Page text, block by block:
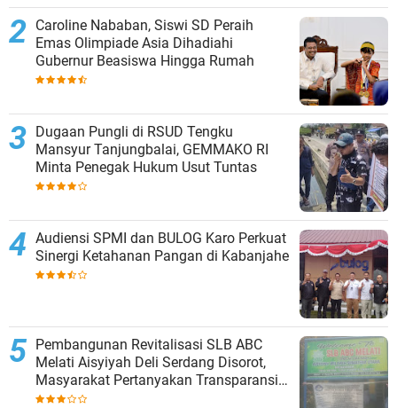
Caroline Nababan, Siswi SD Peraih
Emas Olimpiade Asia Dihadiahi
Gubernur Beasiswa Hingga Rumah
Dugaan Pungli di RSUD Tengku
Mansyur Tanjungbalai, GEMMAKO RI
Minta Penegak Hukum Usut Tuntas
Audiensi SPMI dan BULOG Karo Perkuat
Sinergi Ketahanan Pangan di Kabanjahe
‎Pembangunan Revitalisasi SLB ABC
Melati Aisyiyah Deli Serdang Disorot,
Masyarakat Pertanyakan Transparansi
dan Pagu Anggaran